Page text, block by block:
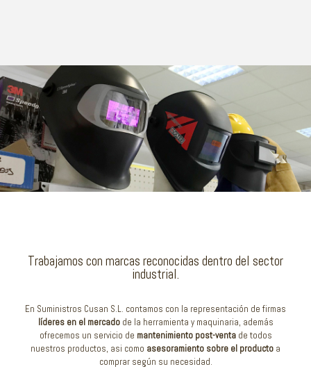
Trabajamos con marcas reconocidas dentro del sector
industrial.
En Suministros Cusan S.L. contamos con la representación de firmas
líderes en el mercadode la herramienta y maquinaria, además
ofrecemos un servicio de mantenimiento post-ventade todos
nuestros productos, asi como asesoramiento sobre el producto a
comprar según su necesidad.